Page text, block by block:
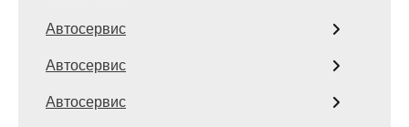
Автосервис
Автосервис
Автосервис